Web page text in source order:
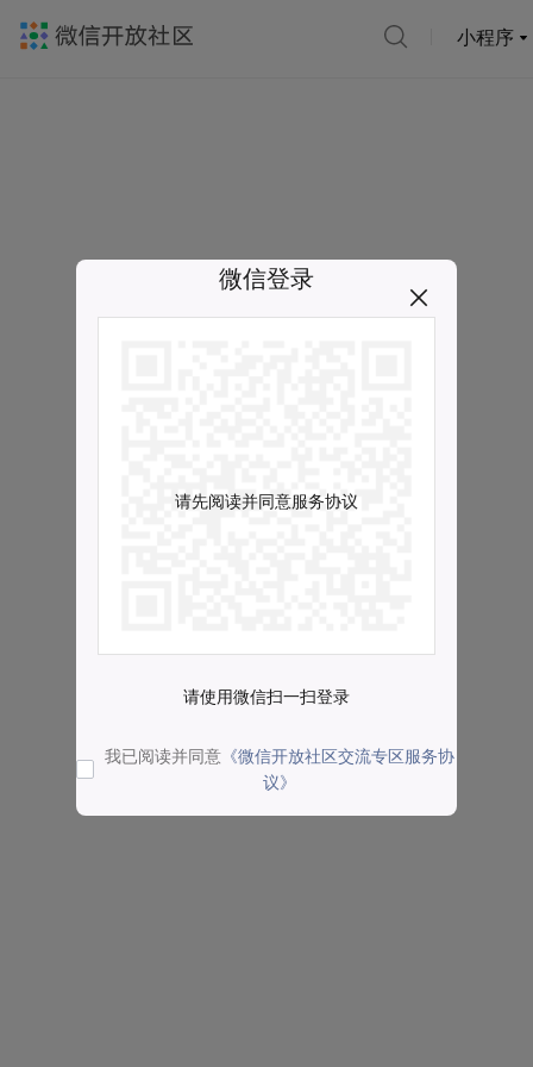
小程序
微信登录
请先阅读并同意服务协议
请使用微信扫一扫登录
我已阅读并同意 《微信开放社区交流专区服务协
议》